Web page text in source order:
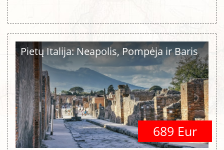
Pietų Italija: Neapolis, Pompėja ir Baris
689 Eur